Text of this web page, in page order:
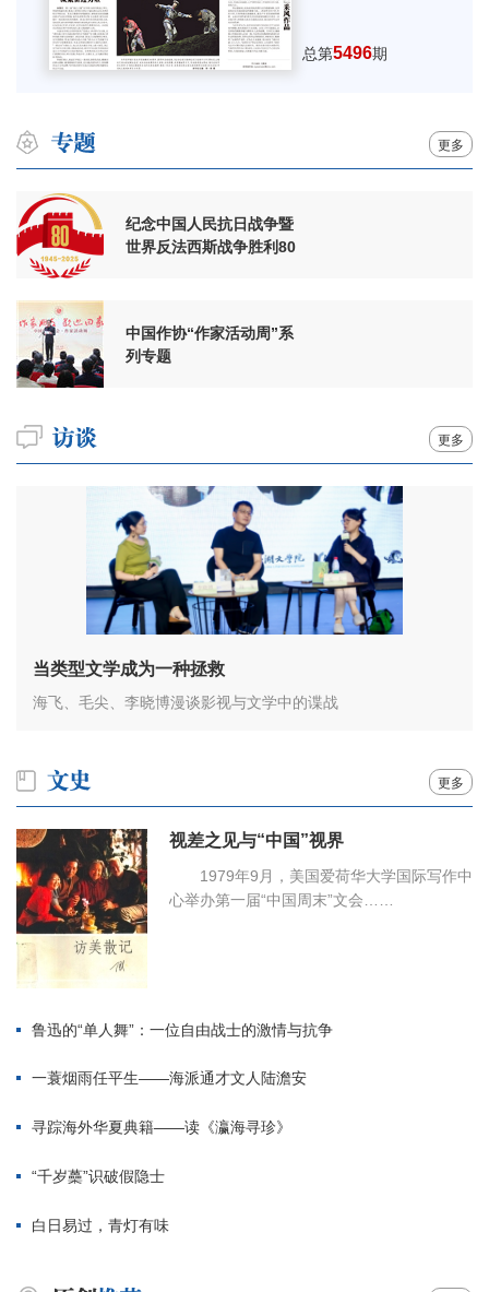
总第5496期
更多
纪念中国人民抗日战争暨
世界反法西斯战争胜利80
中国作协“作家活动周”系
列专题
更多
当类型文学成为一种拯救
海飞、毛尖、李晓博漫谈影视与文学中的谍战
更多
视差之见与“中国”视界
1979年9月，美国爱荷华大学国际写作中
心举办第一届“中国周末”文会……
鲁迅的“单人舞”：一位自由战士的激情与抗争
一蓑烟雨任平生——海派通才文人陆澹安
寻踪海外华夏典籍——读《瀛海寻珍》
“千岁蘽”识破假隐士
白日易过，青灯有味